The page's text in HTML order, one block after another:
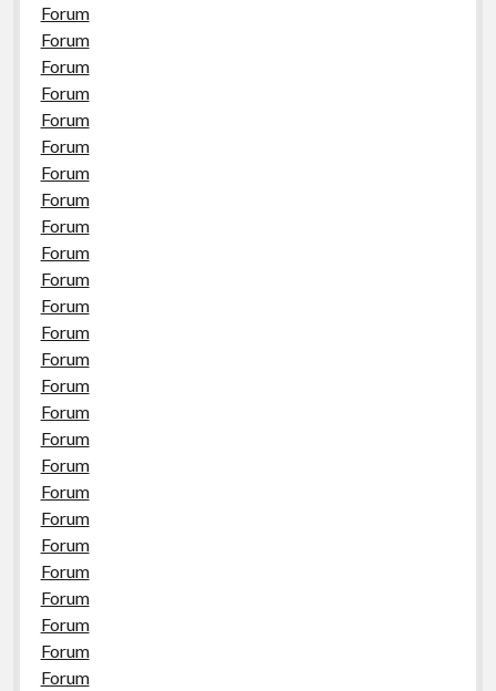
Forum
Forum
Forum
Forum
Forum
Forum
Forum
Forum
Forum
Forum
Forum
Forum
Forum
Forum
Forum
Forum
Forum
Forum
Forum
Forum
Forum
Forum
Forum
Forum
Forum
Forum